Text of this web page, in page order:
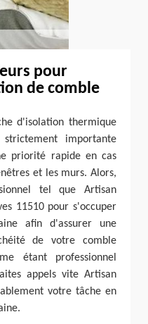
pour
de comble
d'isolation thermique
importante
priorité rapide en cas
et les murs. Alors,
tel que Artisan
11510 pour s'occuper
afin d'assurer une
de votre comble
étant professionnel
appels vite Artisan
votre tâche en